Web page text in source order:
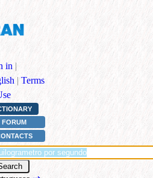
in |
| Terms
FORUM